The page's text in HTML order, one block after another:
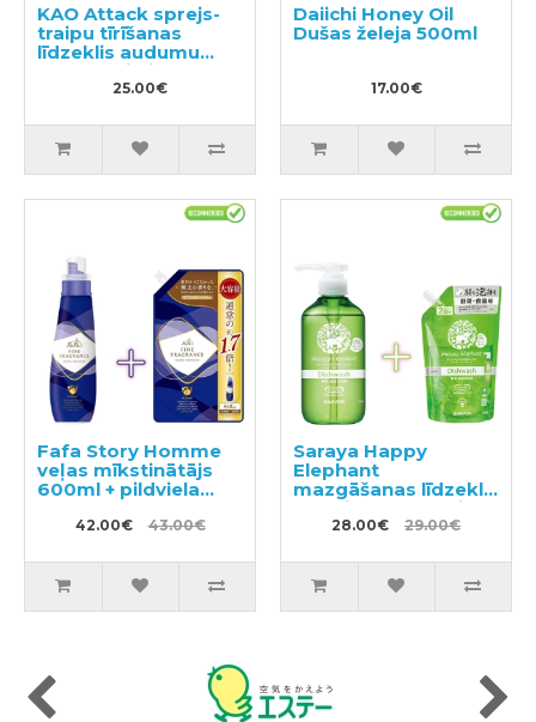
KAO Attack sprejs-
traipu tīrīšanas
līdzeklis audumu
apstrādei pirms
mazgāšanas
25.00€
Daiichi Honey Oil
Dušas želeja 500ml
17.00€
Fafa Story Homme
veļas mīkstinātājs
600ml + pildviela
42.00€ 43.00€
Saraya Happy
Elephant
mazgāšanas līdzeklis
traukiem, dārzeņiem
un augļiem 300ml +
28.00€ 29.00€